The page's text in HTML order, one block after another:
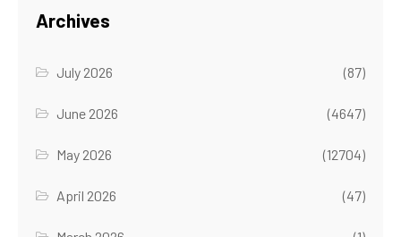
Archives
July 2026 (87)
June 2026 (4647)
May 2026 (12704)
April 2026 (47)